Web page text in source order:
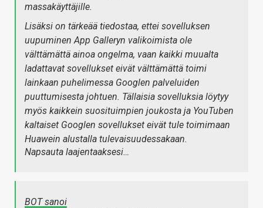
massakäyttäjille.
Lisäksi on tärkeää tiedostaa, ettei sovelluksen
uupuminen App Galleryn valikoimista ole
välttämättä ainoa ongelma, vaan kaikki muualta
ladattavat sovellukset eivät välttämättä toimi
lainkaan puhelimessa Googlen palveluiden
puuttumisesta johtuen. Tällaisia sovelluksia löytyy
myös kaikkein suosituimpien joukosta ja YouTuben
kaltaiset Googlen sovellukset eivät tule toimimaan
Huawein alustalla tulevaisuudessakaan.
Napsauta laajentaaksesi…
BOT sanoi